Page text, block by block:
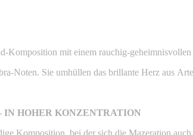
Komposition mit einem rauchig-
Noten. Sie umhüllen das brillante Herz aus
HOHER KONZENTRATION
Komposition, bei der sich die Mazeration